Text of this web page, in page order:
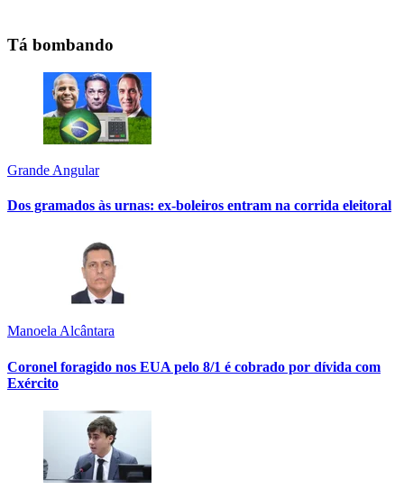
Tá bombando
Grande Angular
Dos gramados às urnas: ex-boleiros entram na corrida eleitoral
Manoela Alcântara
Coronel foragido nos EUA pelo 8/1 é cobrado por dívida com
Exército